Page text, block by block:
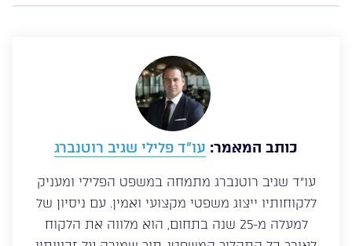
כותב המאמר: עו”ד פלילי שגיב רוטנברג
עו”ד שגיב רוטנברג מתמחה במשפט הפלילי ומעניק
ללקוחותיו ייצוג משפטי מקצועי ואמין. עם ניסיון של
למעלה מ-25 שנה בתחום, הוא מלווה את הלקוח